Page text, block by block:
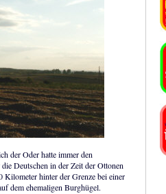
der Oder hatte immer den
Deutschen in der Zeit der Ottonen
Kilometer hinter der Grenze bei einer
dem ehemaligen Burghügel.